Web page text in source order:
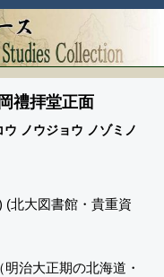
禮拝堂正面
ノウジョウ ノゾミノ
(北大図書館・貴重資
治大正期の北海道・